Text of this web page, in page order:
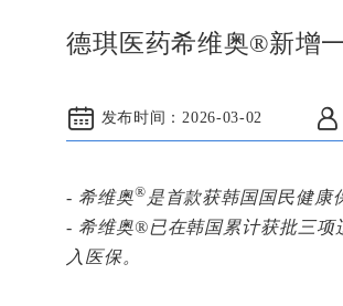
德琪医药希维奥®新增
发布时间：2026-03-02
- 希维奥® 是首款获韩国国民健康
- 希维奥®已在韩国累计获批三项
入医保。